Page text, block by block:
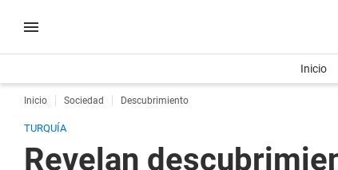
Inicio
Inicio Sociedad Descubrimiento
TURQUÍA
Revelan